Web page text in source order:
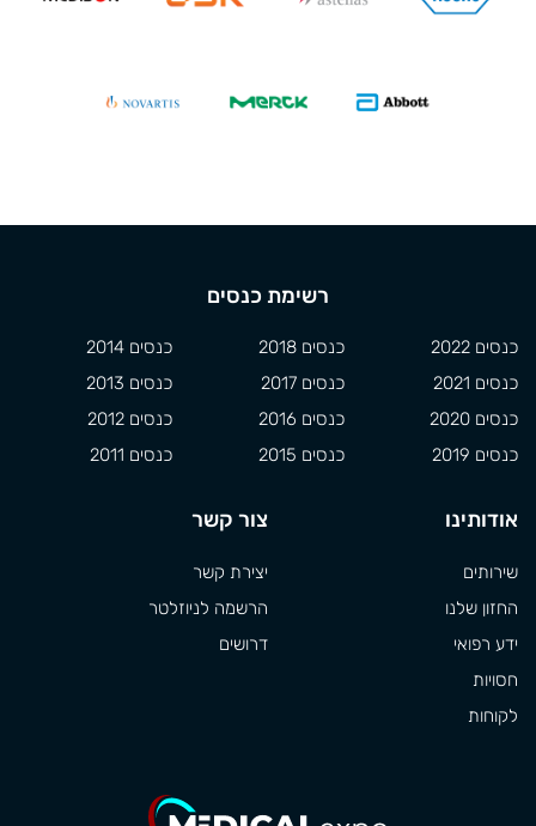
רשימת כנסים
כנסים 2022
כנסים 2021
כנסים 2020
כנסים 2019
כנסים 2018
כנסים 2017
כנסים 2016
כנסים 2015
כנסים 2014
כנסים 2013
כנסים 2012
כנסים 2011
אודותינו
שירותים
החזון שלנו
ידע רפואי
חסויות
לקוחות
צור קשר
יצירת קשר
הרשמה לניוזלטר
דרושים